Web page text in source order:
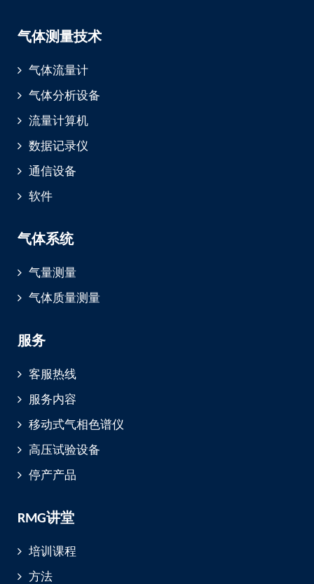
气体测量技术
气体流量计
气体分析设备
流量计算机
数据记录仪
通信设备
软件
气体系统
气量测量
气体质量测量
服务
客服热线
服务内容
移动式气相色谱仪
高压试验设备
停产产品
RMG讲堂
培训课程
方法